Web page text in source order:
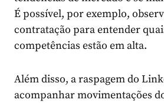
É possível, por exemplo,
contratação para entender
competências estão em alta.
Além disso, a raspagem do
acompanhar movimentações